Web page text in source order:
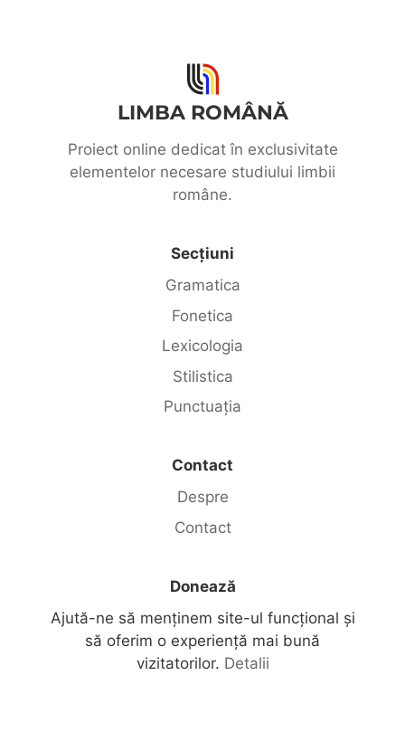
LIMBA ROMÂNĂ
Proiect online dedicat în exclusivitate
elementelor necesare studiului limbii
române.
Secțiuni
Gramatica
Fonetica
Lexicologia
Stilistica
Punctuația
Contact
Despre
Contact
Donează
Ajută-ne să menținem site-ul funcțional și
să oferim o experiență mai bună
vizitatorilor. Detalii